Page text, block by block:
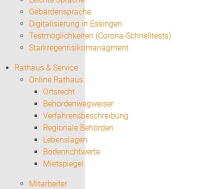
Gebärdensprache
Digitalisierung in Essingen
Testmöglichkeiten (Corona-Schnelltests)
Starkregenrisikomanagment
Rathaus & Service
Online Rathaus
Ortsrecht
Behördenwegweiser
Verfahrensbeschreibung
Regionale Behörden
Lebenslagen
Bodenrichtwerte
Mietspiegel
Mitarbeiter